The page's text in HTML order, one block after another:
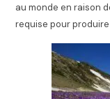
au monde en raison
requise pour